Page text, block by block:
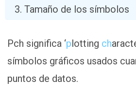
Tamaño de los símbolos
Pch significa ‘plotting ch
símbolos gráficos usados
puntos de datos.